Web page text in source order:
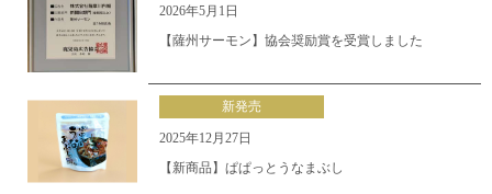
2026年5月1日
【薩州サーモン】協会奨励賞を受賞しました
新発売
2025年12月27日
【新商品】ぱぱっとうなまぶし